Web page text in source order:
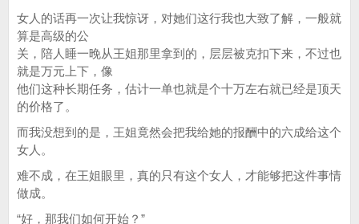
女人的话再一次让我惊讶，对她们这行我也大致了解，一般就
算是高级的公
关，陪人睡一晚从王姐那里拿到的，层层被克扣下来，不过也
就是万元上下，像
他们这种长期任务，估计一单也就是个十万左右就已经是顶天
的价格了。
而我没想到的是，王姐竟然会把我给她的报酬中的六成给这个
女人。
难不成，在王姐眼里，真的只有这个女人，才能够把这件事情
做成。
“好，那我们如何开始？”